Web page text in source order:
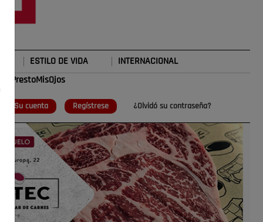
ESTILO DE VIDA INTERNACIONAL
#TePrestoMisOjos
Su cuenta Regístrese ¿Olvidó su contraseña?